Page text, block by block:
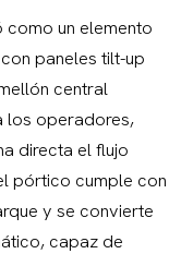
un elemento
paneles tilt-up
central
los operadores,
directa el flujo
pórtico cumple con
y se convierte
capaz de